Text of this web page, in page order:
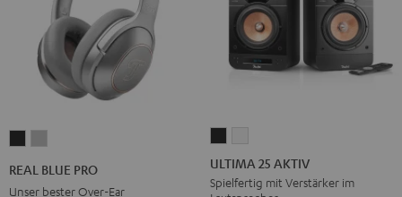
REAL BLUE PRO
Unser bester Over-Ear
25
AKTIV
25
AKTIV
ULTIMA 25 AKTIV
Spielfertig mit Verstärker im